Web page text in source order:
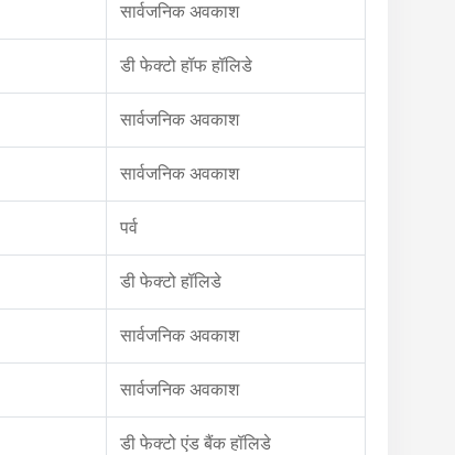
सार्वजनिक अवकाश
डी फेक्टो हॉफ हॉलिडे
सार्वजनिक अवकाश
सार्वजनिक अवकाश
पर्व
डी फेक्टो हॉलिडे
सार्वजनिक अवकाश
सार्वजनिक अवकाश
डी फेक्टो एंड बैंक हॉलिडे